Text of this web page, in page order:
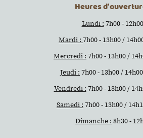
Heures
Lundi : 7h00 - 12h00
Mardi : 7h00 - 13h00 /
Mercredi : 7h00 - 13h00 /
Jeudi : 7h00 - 13h00 /
Vendredi : 7h00 - 13h00 /
Samedi : 7h00 - 13h00 /
Dimanche : 8h30 -